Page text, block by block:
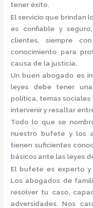
tener éxito.
El servicio que brindan
es confiable y
clientes, siempre
conocimiento para
causa de la justicia.
Un buen abogado es
leyes debe tener
política, temas
intervenir y resaltar
Todo lo que se
nuestro bufete y los
tienen suficientes
básicos ante las leyes
El bufete es experto
Los abogados de
resolver tu caso,
adversidades. Nos